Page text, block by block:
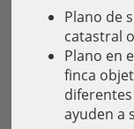
Plano de
catastral
Plano en
finca
ayuden a